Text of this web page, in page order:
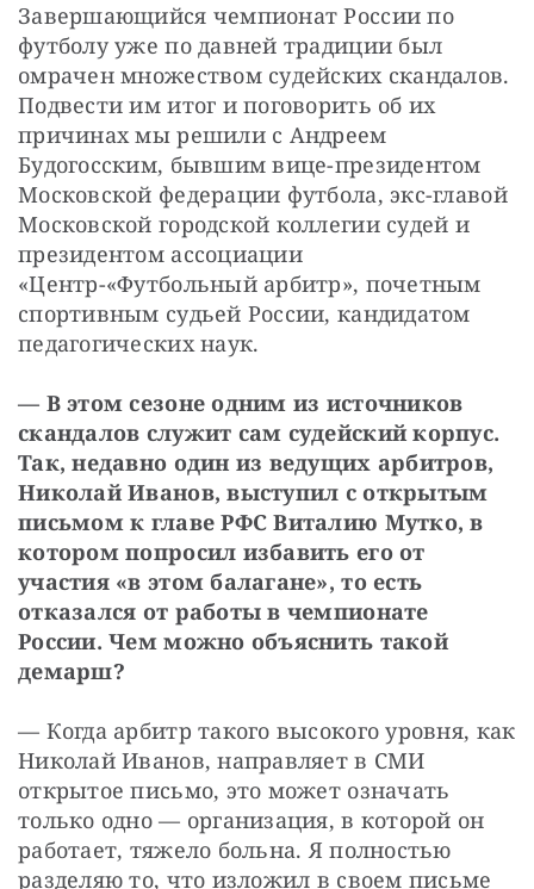
Завершающийся чемпионат России по
футболу уже по давней традиции был
омрачен множеством судейских скандалов.
Подвести им итог и поговорить об их
причинах мы решили с Андреем
Будогосским, бывшим вице-президентом
Московской федерации футбола, экс-главой
Московской городской коллегии судей и
президентом ассоциации
«Центр-«Футбольный арбитр», почетным
спортивным судьей России, кандидатом
педагогических наук.
— В этом сезоне одним из источников
скандалов служит сам судейский корпус.
Так, недавно один из ведущих арбитров,
Николай Иванов, выступил с открытым
письмом к главе РФС Виталию Мутко, в
котором попросил избавить его от
участия «в этом балагане», то есть
отказался от работы в чемпионате
России. Чем можно объяснить такой
демарш?
— Когда арбитр такого высокого уровня, как
Николай Иванов, направляет в СМИ
открытое письмо, это может означать
только одно — организация, в которой он
работает, тяжело больна. Я полностью
разделяю то, что изложил в своем письме